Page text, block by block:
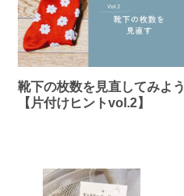
靴下の枚数を見直してみよう
【片付けヒントvol.2】